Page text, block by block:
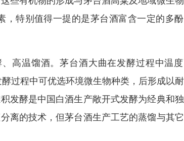
特别值得一提的是茅台酒富含一定的多
高温馏酒。茅台酒大曲在发酵过程中温
过程中可优选环境微生物种类，后形成以
发酵是中国白酒生产敞开式发酵为经典和
离的技术，但茅台酒生产工艺的蒸馏与其